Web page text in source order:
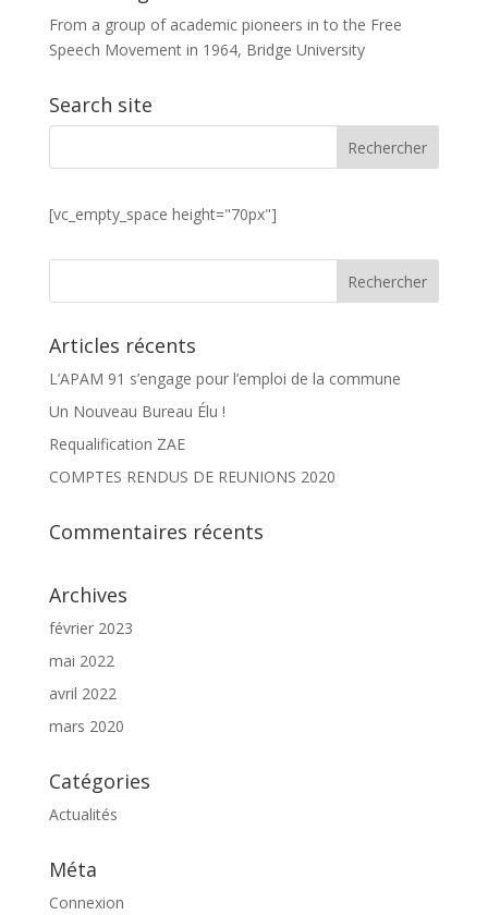
From a group of academic pioneers in to the Free
Speech Movement in 1964, Bridge University
Search site
[vc_empty_space height="70px"]
Articles récents
L’APAM 91 s’engage pour l’emploi de la commune
Un Nouveau Bureau Élu !
Requalification ZAE
COMPTES RENDUS DE REUNIONS 2020
Commentaires récents
Archives
février 2023
mai 2022
avril 2022
mars 2020
Catégories
Actualités
Méta
Connexion